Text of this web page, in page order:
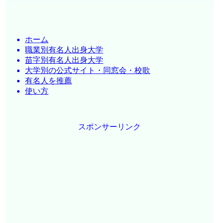
ホーム
職業別有名人出身大学
苗字別有名人出身大学
大学別の公式サイト・同窓会・校歌
有名人を推薦
使い方
スポンサーリンク